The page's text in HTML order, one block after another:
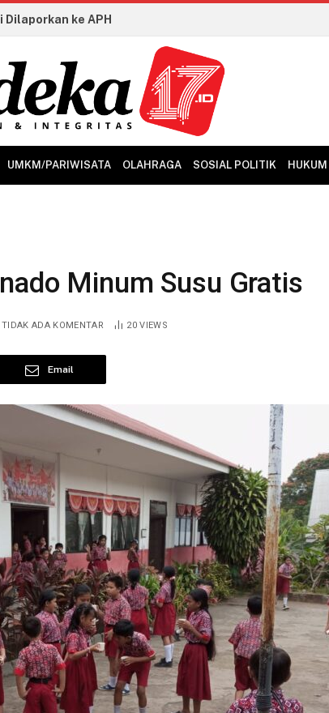
UMKM/PARIWISATA OLAHRAGA SOSIAL POLITIK
Minum Susu Gratis
TIDAK ADA KOMENTAR 20VIEWS
Email